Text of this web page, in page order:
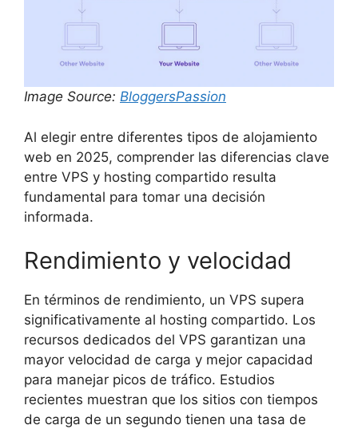
Image Source: BloggersPassion
Al elegir entre diferentes tipos de alojamiento
web en 2025, comprender las diferencias clave
entre VPS y hosting compartido resulta
fundamental para tomar una decisión
informada.
Rendimiento y velocidad
En términos de rendimiento, un VPS supera
significativamente al hosting compartido. Los
recursos dedicados del VPS garantizan una
mayor velocidad de carga y mejor capacidad
para manejar picos de tráfico. Estudios
recientes muestran que los sitios con tiempos
de carga de un segundo tienen una tasa de